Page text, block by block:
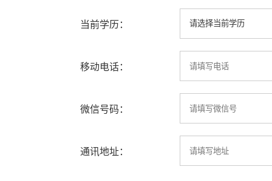
当前学历：
移动电话：
微信号码：
通讯地址：